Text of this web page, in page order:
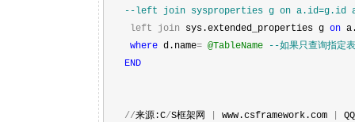
-- left join sysproperties g on a.id=g.id
left
join sys.extended_properties g on
where d.name= @TableName --如果只查询指定
END
//来源:C/S框架网 www.csframework.com